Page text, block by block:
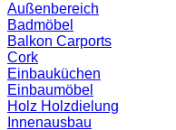
Außenbereich
Badmöbel
Balkon Carports
Cork
Einbauküchen
Einbaumöbel
Holz Holzdielung
Innenausbau